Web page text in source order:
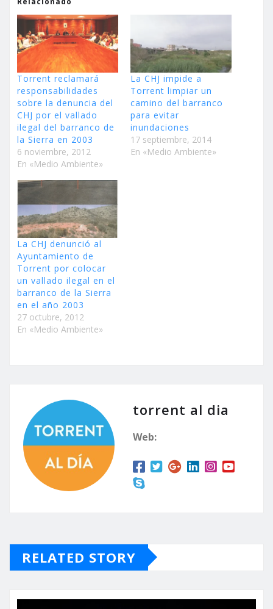
Torrent reclamará
responsabilidades
sobre la denuncia del
CHJ por el vallado
ilegal del barranco de
la Sierra en 2003
6 noviembre, 2012
En «Medio Ambiente»
La CHJ impide a
Torrent limpiar un
camino del barranco
para evitar
inundaciones
17 septiembre, 2014
En «Medio Ambiente»
La CHJ denunció al
Ayuntamiento de
Torrent por colocar
un vallado ilegal en el
barranco de la Sierra
en el año 2003
27 octubre, 2012
En «Medio Ambiente»
torrent al dia
Web:
RELATED STORY